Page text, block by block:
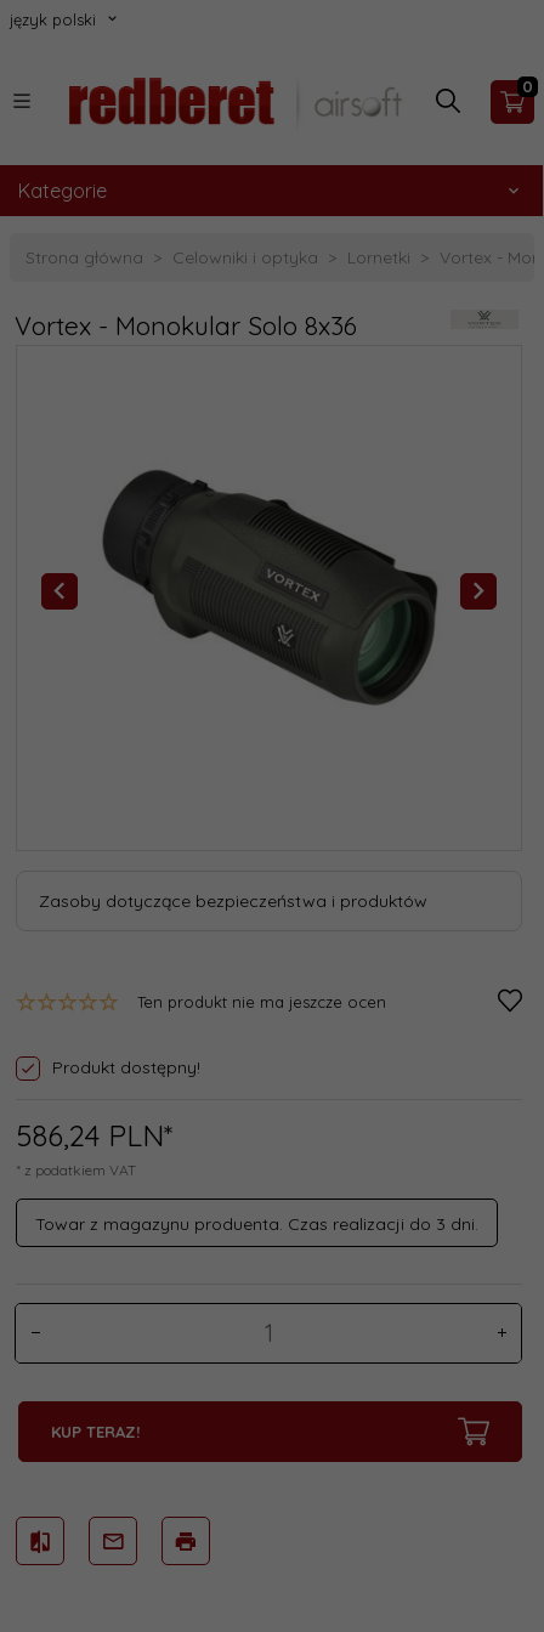
język polski
0
Kategorie
Strona główna Celowniki i optyka Lornetki Vortex -
Vortex - Monokular Solo 8x36
Zasoby dotyczące bezpieczeństwa i produktów
Ten produkt nie ma jeszcze ocen
Produkt dostępny!
586,24 PLN*
* z podatkiem VAT
Towar z magazynu produenta. Czas realizacji do 3 dni.
KUP TERAZ!